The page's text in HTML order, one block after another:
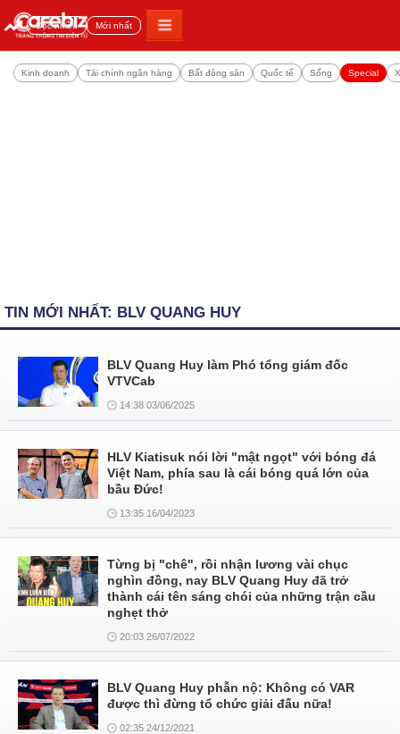
Đọc nhiều Mới nhất
Kinh doanh Tài chính ngân hàng Bất động sản Quốc tế Sống Special
TIN MỚI NHẤT: BLV QUANG HUY
BLV Quang Huy làm Phó tổng giám đốc
VTVCab
14:38 03/06/2025
HLV Kiatisuk nói lời "mật ngọt" với bóng đá
Việt Nam, phía sau là cái bóng quá lớn của
bầu Đức!
13:35 16/04/2023
Từng bị "chê", rồi nhận lương vài chục
nghìn đồng, nay BLV Quang Huy đã trở
thành cái tên sáng chói của những trận cầu
nghẹt thở
20:03 26/07/2022
BLV Quang Huy phẫn nộ: Không có VAR
được thì đừng tổ chức giải đấu nữa!
02:35 24/12/2021